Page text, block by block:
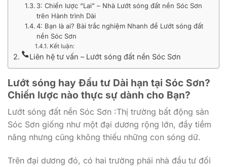
3: Chiến lược “Lai” – Nhà Lướt sóng đất nền Sóc Sơn
trên Hành trình Dài
4: Bạn là ai? Bài trắc nghiệm Nhanh để Lướt sóng đất
nền Sóc Sơn
Kết luận:
Liên hệ tư vấn – Lướt sóng đất nền Sóc Sơn
Lướt sóng hay Đầu tư Dài hạn tại Sóc Sơn?
Chiến lược nào thực sự dành cho Bạn?
Lướt sóng đất nền Sóc Sơn :Thị trường bất động sản
Sóc Sơn giống như một đại dương rộng lớn, đầy tiềm
năng nhưng cũng không thiếu những con sóng dữ.
Trên đại dương đó, có hai trường phái nhà đầu tư đối